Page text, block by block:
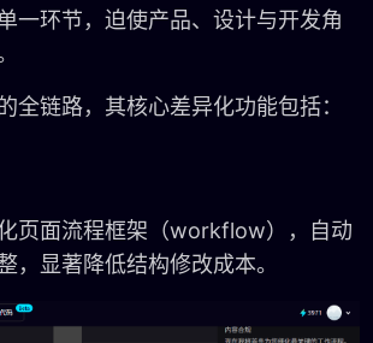
一环节，迫使产品、设计与开发角
链路，其核心差异化功能包括：
页面流程框架（workflow），自动
显著降低结构修改成本。